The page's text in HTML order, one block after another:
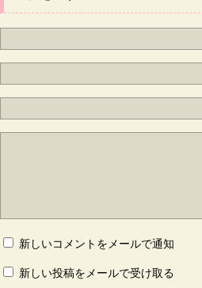
新しいコメントをメールで通知
新しい投稿をメールで受け取る